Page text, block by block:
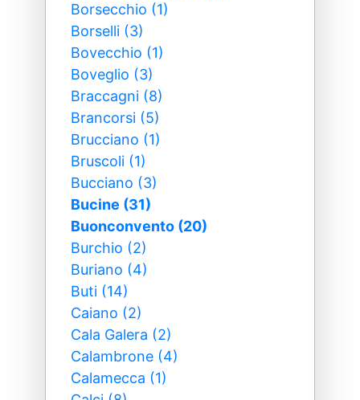
Borsecchio (1)
Borselli (3)
Bovecchio (1)
Boveglio (3)
Braccagni (8)
Brancorsi (5)
Brucciano (1)
Bruscoli (1)
Bucciano (3)
Bucine (31)
Buonconvento (20)
Burchio (2)
Buriano (4)
Buti (14)
Caiano (2)
Cala Galera (2)
Calambrone (4)
Calamecca (1)